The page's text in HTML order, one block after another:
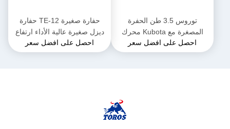
توروس 3.5 طن الحفرة
المصغرة مع Kubota محرك
الحفرة المجهرية متعددة
الوظائف
احصل على افضل سعر
حفارة صغيرة TE-12 حفارة
ديزل صغيرة عالية الأداء ارتفاع
2285 ملم للأعمال البلدية
احصل على افضل سعر